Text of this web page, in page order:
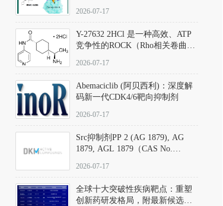
向KRAS/NRAS/HRAS的广谱RAS
2026-07-17
Y-27632 2HCl 是一种高效、ATP
竞争性的ROCK（Rho相关卷曲螺
同等抑制ROCK1与ROCK2；其通
过精准嵌入激酶的ATP结合位点
发挥抑制作用，对ROCK1和
ROCK2的解离常数（Ki）分别为
140 nM和300 nM；在众多丝氨酸/
中，其靶向ROCK的选择性超过
200倍，凸显出优异的分子特异
2026-07-17
Abemaciclib (阿贝西利)：深度解
码新一代CDK4/6靶向抑制剂
2026-07-17
Src抑制剂PP 2 (AG 1879), AG
1879, AGL 1879（CAS No.
应用指南
2026-07-17
全球十大突破性疾病靶点：重塑
创新药研发格局，附最新候选分